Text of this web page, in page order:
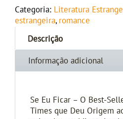
Categoria: Literatura
estrangeira, romance
Descrição
Informação adicional
Se Eu Ficar – O Best-
Times que Deu Origem